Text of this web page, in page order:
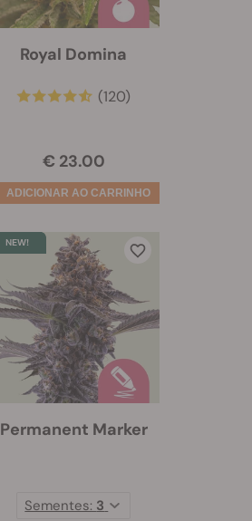
Royal Domina
(120)
€ 23.00
Permanent Marker
Sementes: 3